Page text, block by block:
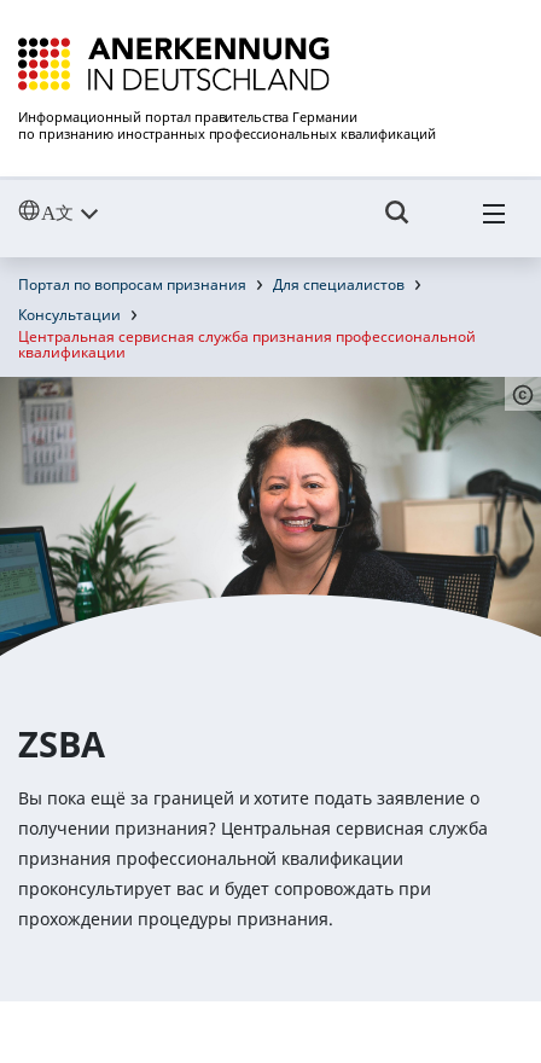
Информационный портал правительства Германии
по признанию иностранных профессиональных квалификаций
Портал по вопросам признания
Для специалистов
Консультации
Центральная сервисная служба признания профессиональной
квалификации
ZSBA
Вы пока ещё за границей и хотите подать заявление о
получении признания? Центральная сервисная служба
признания профессиональной квалификации
проконсультирует вас и будет сопровождать при
прохождении процедуры признания.